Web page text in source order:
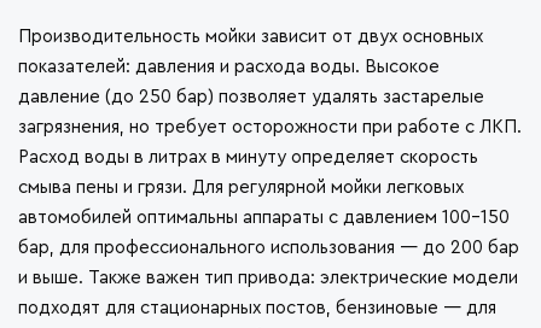
Производительность мойки зависит от двух основных
показателей: давления и расхода воды. Высокое
давление (до 250 бар) позволяет удалять застарелые
загрязнения, но требует осторожности при работе с ЛКП.
Расход воды в литрах в минуту определяет скорость
смыва пены и грязи. Для регулярной мойки легковых
автомобилей оптимальны аппараты с давлением 100–150
бар, для профессионального использования — до 200 бар
и выше. Также важен тип привода: электрические модели
подходят для стационарных постов, бензиновые — для